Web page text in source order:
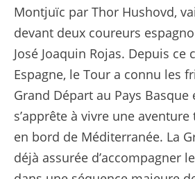
Montjuïc par Thor Hushovd,
devant deux coureurs
José Joaquin Rojas. Depuis ce
Espagne, le Tour a connu les
Grand Départ au Pays Basque
s’apprête à vivre une
en bord de Méditerranée. La
déjà assurée d’accompagner